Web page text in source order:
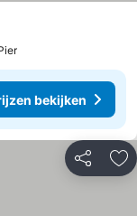
bekijken
bekijken
Delen